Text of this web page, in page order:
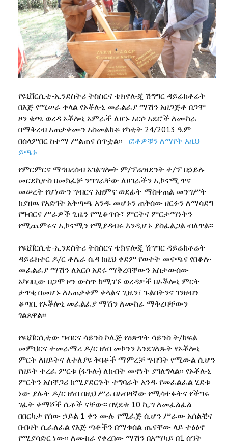
የዩኒቨርሲቲ-ኢንደስትሪ ትስስርና ቴክኖሎጂ ሽግግር ዳይሬክቶሬት
በእጅ የሚሠራ ቀላል የኦቾሎኒ መፈልፈያ ማሽን አዘጋጅቶ በጋሞ
ዞን ቁጫ ወረዳ ኦቾሎኒ አምራች ለሆኑ አርሶ አደሮች ለሙከራ
በማቅረብ አጠቃቀሙን አስመልክቶ የካቲት 24/2013 ዓ.ም
በሰላምበር ከተማ ሥልጠና ሰጥቷል፡፡ ፎቶዎቹን ለማየት እዚህ
ይጫኑ
የምርምርና ማኅበረሰብ አገልግሎት ም/ፕሬዝደንት ተ/ፕ በኃይሉ
መርደኪዮስ በመክፈቻ ንግግራቸው ለሀገራችን ኢኮኖሚ ዋና
መሠረት የሆነውን ግብርና አዘምኖ ወደፊት ማስቀጠል መንግሥት
ከያዘዉ የእድገት አቅጣጫ አንዱ መሆኑን ጠቅሰው ዘርፉን ለማሳደግ
የግብርና ሥራዎች ጊዜን የሚቆጥቡ፣ ምርትና ምርታማነትን
የሚጨምሩና ኢኮኖሚን የሚያዳብሩ እንዲሆኑ ያስፈልጋል ብለዋል፡፡
የዩኒቨርሲቲ-ኢንደስትሪ ትስስርና ቴክኖሎጂ ሽግግር ዳይሬክቶሬት
ዳይሬክተር ዶ/ር ቶሌራ ሴዳ ከዚህ ቀደም የወተት መናጫና የበቆሎ
መፈልፈያ ማሽን ለአርሶ አደሩ ማቅረባቸውን አስታውሰው
አካባቢው በጋሞ ዞን ውስጥ ከሚገኙ ወረዳዎች በኦቾሎኒ ምርት
ታዋቂ በመሆኑ ለአጠቃቀም ቀላልና ጊዜን፣ ጉልበትንና ገንዘብን
ቆጣቢ የኦቾሎኒ መፈልፈያ ማሽን ለሙከራ ማቅረባቸውን
ገልጸዋል፡፡
የዩኒቨርሲቲው ግብርና ሳይንስ ኮሌጅ የዕጽዋት ሳይንስ ት/ክፍል
መምህርና ተመራማሪ ዶ/ር ዘነበ መኮንን እንደገለጹት የኦቾሎኒ
ምርት ለዘይትና ለተለያዩ ቅባቶች ማምረቻ ግብዓት የሚውል ሲሆን
የዘይት ተረፈ ምርቱ (ፋጉሎ) ለከብት መኖነት ያገለግላል፡፡ የኦቾሎኒ
ምርትን አስቸጋሪ ከሚያደርጉት ተግባራት አንዱ የመፈልፈል ሂደቱ
ነው ያሉት ዶ/ር ዘነበ በዚህ ሥራ በአብዛኛው የሚሳተፉትና የችግሩ
ገፈት ቀማሾች ሴቶች ናቸው፡፡ በሂደቱ 10 ኪ.ግ ለመፈልፈል
በበርካታ የሰው ኃይል 1 ቀን ሙሉ የሚፈጅ ሲሆን ሥራው አሰልቺና
በብዛት ሲፈለፈል የእጅ ጣቶችን በማቁሰል ጤናቸው ላይ ተፅዕኖ
የሚያሳድር ነው፡፡ ለሙከራ የቀረበው ማሽን በአማካይ በ1 ሰዓት